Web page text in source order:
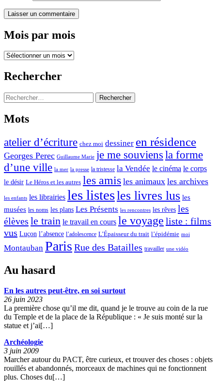
Mois par mois
Mois
mois
Rechercher
Rechercher :
Mots
atelier d’écriture chez moi dessiner en résidence
Georges Perec Guillaume Marie je me souviens la forme
d’une ville la mer la presse la tristesse la Vendée le cinéma le corps
le désir Le Héros et les autres les amis les animaux les archives
les enfants les librairies les listesles livres lus les
musées les noms les plans Les Présents les rencontres les rêves les
élèves le train le travail en cours le voyage liste : films
vus Luçon l’absence l’adolescence L’Épaisseur du trait l’épidémie moi
Montauban Paris Rue des Batailles travailler une vidéo
Au hasard
En les autres peut-être, en soi surtout
26 juin 2023
La première chose qu’il me dit, quand je le trouve au coin de la rue
du Temple et de la place de la République : « Je suis monté sur la
statue et j’ai[…]
Archéologie
3 juin 2009
Marcher autour du PACT, être curieux, et trouver des choses : objets
rouillés et abandonnés, morceaux de machines qui ne fonctionnent
plus. Choses du[…]